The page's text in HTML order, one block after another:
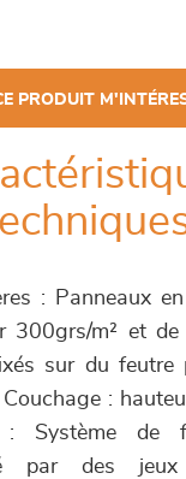
PRODUIT
: Panneaux
300grs/m² et de
sur du feutre
:
: Système
par des